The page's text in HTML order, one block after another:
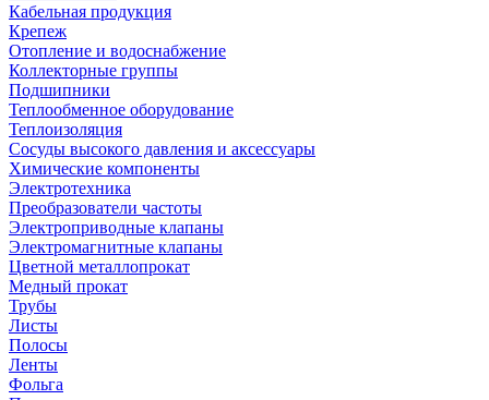
Кабельная продукция
Крепеж
Отопление и водоснабжение
Коллекторные группы
Подшипники
Теплообменное оборудование
Теплоизоляция
Сосуды высокого давления и аксессуары
Химические компоненты
Электротехника
Преобразователи частоты
Электроприводные клапаны
Электромагнитные клапаны
Цветной металлопрокат
Медный прокат
Трубы
Листы
Полосы
Ленты
Фольга